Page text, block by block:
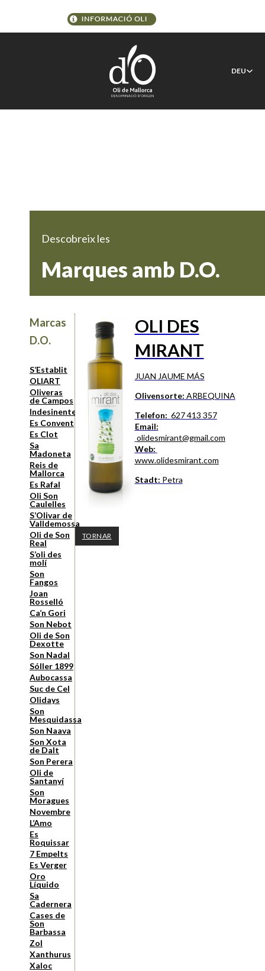
DEU
Descobreix les
Marques amb D.O.
Marcas
D.O.
S’Establit
OLIART
Oliveras
de Campos
Indesinenter
Es Convent
Es Clot
Sa
Madoneta
Reis de
Mallorca
Es Rafal
Oli Son
Caulelles
S’Olivar de
Valldemossa
Oli de Son
Real
S’oli des
molí
Son
Fangos
Joan
Rosselló
Ca’n Gori
Son Nebot
Oli de Son
Dexotte
Son Nadal
Sóller 1899
Aubocassa
Suc de Cel
Olidays
Son
Mesquidassa
Son Naava
Son Xota
de Dalt
Son Perera
Oli de
Santanyí
Son
Moragues
Novembre
L’Amo
Es
Roquissar
7 Empelts
Es Verger
Oro
Líquido
Sa
Cadernera
Cases de
Son
Barbassa
Zol
Xanthurus
Xaloc
OLI DES
MIRANT
JUAN JAUME MÁS
Olivensorte: ARBEQUINA
Telefon: 627 413 357
Email:
olidesmirant@gmail.com
Web:
www.olidesmirant.com
Stadt: Petra
TORNAR